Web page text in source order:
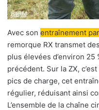
Avec son entraînement
remorque RX transmet
plus élevées d’environ
précédent. Sur la ZX,
pics de charge, cet
régulier, réduisant ainsi
L’ensemble de la chaîne